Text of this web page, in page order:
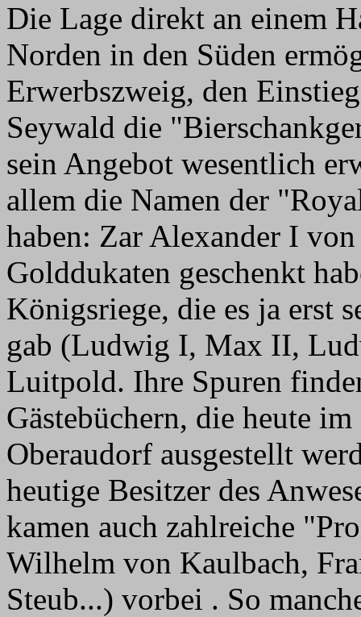
Die Lage direkt an einem
Norden in den Süden
Erwerbszweig, den
Seywald die
sein Angebot wesentlich
allem die Namen der
haben: Zar Alexander I
Golddukaten geschenkt
Königsriege, die es ja erst
gab (Ludwig I, Max II,
Luitpold. Ihre Spuren
Gästebüchern, die heute
Oberaudorf ausgestellt
heutige Besitzer des
kamen auch zahlreiche
Wilhelm von Kaulbach,
Steub...) vorbei . So